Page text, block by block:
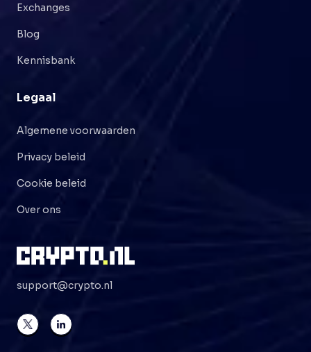
Exchanges
Blog
Kennisbank
Legaal
Algemene voorwaarden
Privacy beleid
Cookie beleid
Over ons
support@crypto.nl